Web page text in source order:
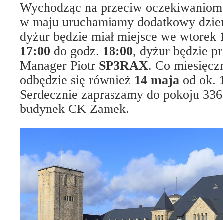
Wychodząc na przeciw
w maju uruchamiamy dodatkowy
dyżur będzie miał miejsce we wtorek
17:00 do godz. 18:00, dyżur będzie
Manager Piotr SP3RAX. Co
odbędzie się również 14 maja od ok.
Serdecznie zapraszamy do pokoju
budynek CK Zamek.